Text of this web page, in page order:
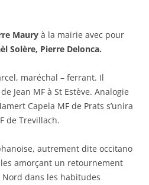
Maury à la mairie avec pour
Solère, Pierre Delonca.
maréchal – ferrant. Il
Jean MF à St Estève. Analogie
Capela MF de Prats s’unira
de Trevillach.
autrement dite occitano
amorçant un retournement
dans les habitudes